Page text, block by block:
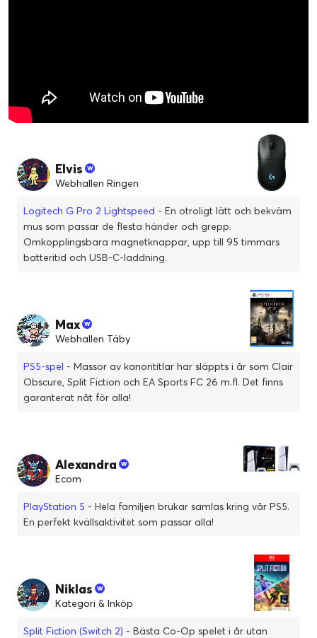
Elvis
Webhallen Ringen
Logitech G Pro 2 Lightspeed - En otroligt lätt och bekväm
mus som passar de flesta händer och grepp.
Omkopplingsbara magnetknappar, upp till 95 timmars
batteritid och USB-C-laddning.
Max
Webhallen Täby
PS5-spel - Massor av kanontitlar har släppts i år som Clair
Obscure, Split Fiction och EA Sports FC 26 m.fl. Det finns
garanterat nåt för alla!
Alexandra
Ecom
PlayStation 5 - Hela familjen brukar samlas kring vår PS5.
En perfekt kvällsaktivitet som passar alla!
Niklas
Kategori & Inköp
Split Fiction (Switch 2) - Bästa Co-Op spelet i år utan